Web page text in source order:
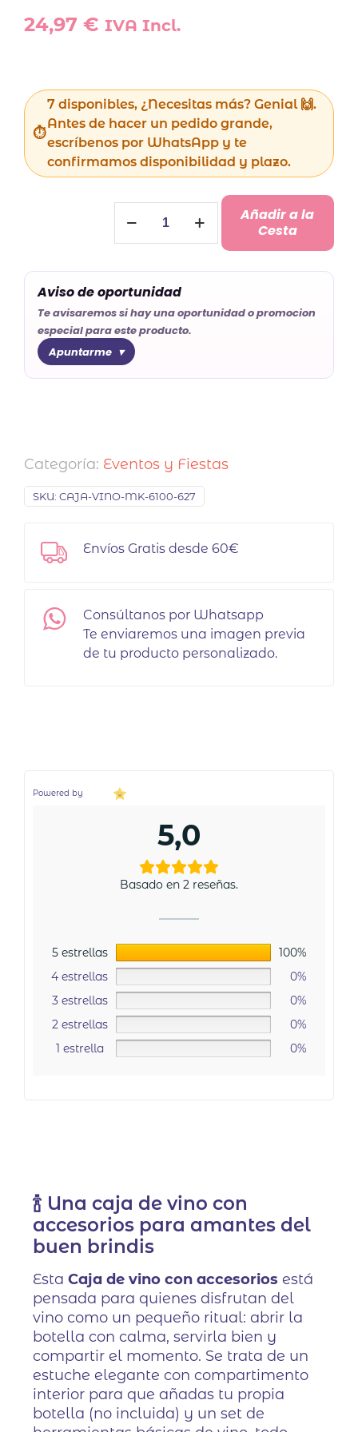
24,97 € IVA Incl.
7 disponibles, ¿Necesitas más? Genial 🙌.
Antes de hacer un pedido grande,
escríbenos por WhatsApp y te
confirmamos disponibilidad y plazo.
vino
con
accesorios
cantidad
Añadir a la
Cesta
Aviso de oportunidad
Te avisaremos si hay una oportunidad o promocion
especial para este producto.
Apuntarme
Categoría: Eventos y Fiestas
SKU: CAJA-VINO-MK-6100-627
Envíos Gratis desde 60€
Consúltanos por Whatsapp
Te enviaremos una imagen previa
de tu producto personalizado.
Powered by
5,0
Basado en 2 reseñas.
5 estrellas
100%
4 estrellas
0%
3 estrellas
0%
2 estrellas
0%
1 estrella
0%
🍾 Una caja de vino con
accesorios para amantes del
buen brindis
EstaCaja de vino con accesorios está
pensada para quienes disfrutan del
vino como un pequeño ritual: abrir la
botella con calma, servirla bien y
compartir el momento. Se trata de un
estuche elegante con compartimento
interior para que añadas tu propia
botella (no incluida) y un set de